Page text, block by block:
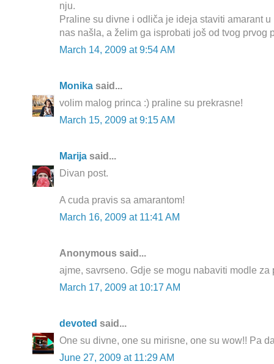
nju.
Praline su divne i odliča je ideja staviti amarant
nas našla, a želim ga isprobati još od tvog prvog
March 14, 2009 at 9:54 AM
Monika said...
volim malog princa :) praline su prekrasne!
March 15, 2009 at 9:15 AM
Marija said...
Divan post.
A cuda pravis sa amarantom!
March 16, 2009 at 11:41 AM
Anonymous said...
ajme, savrseno. Gdje se mogu nabaviti modle za
March 17, 2009 at 10:17 AM
devoted said...
One su divne, one su mirisne, one su wow!! Pa
June 27, 2009 at 11:29 AM